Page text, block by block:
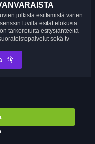
julkista esittämistä varten
luvilla esität elokuvia
tarkoitetulta esityslähteeltä
sekä tv-